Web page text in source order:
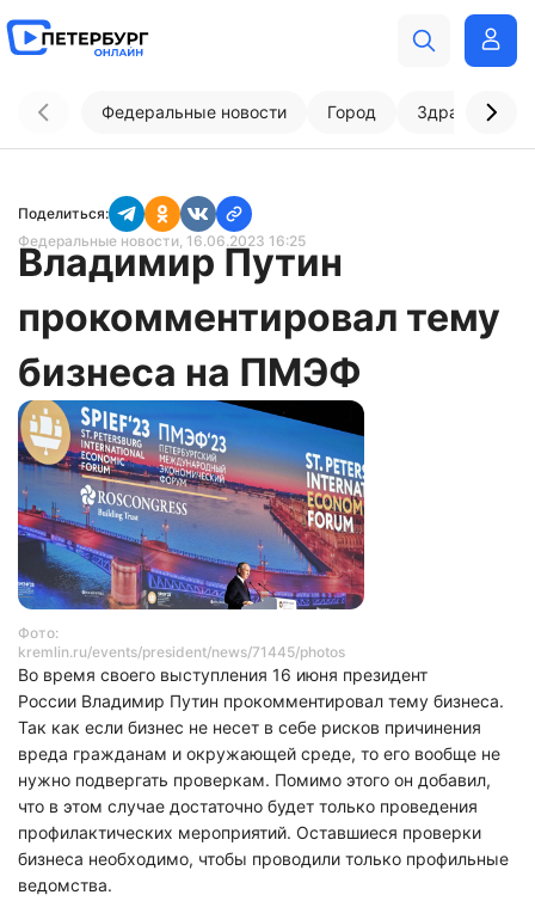
Федеральные новости Город
Поделиться:
Федеральные новости, 16.06.2023 16:25
Владимир Путин
прокомментировал тему
бизнеса на ПМЭФ
Фото:
kremlin.ru/events/president/news/71445/photos
Во время своего выступления 16 июня президент
России Владимир Путин прокомментировал тему бизнеса.
Так как если бизнес не несет в себе рисков причинения
вреда гражданам и окружающей среде, то его вообще не
нужно подвергать проверкам. Помимо этого он добавил,
что в этом случае достаточно будет только проведения
профилактических мероприятий. Оставшиеся проверки
бизнеса необходимо, чтобы проводили только профильные
ведомства.